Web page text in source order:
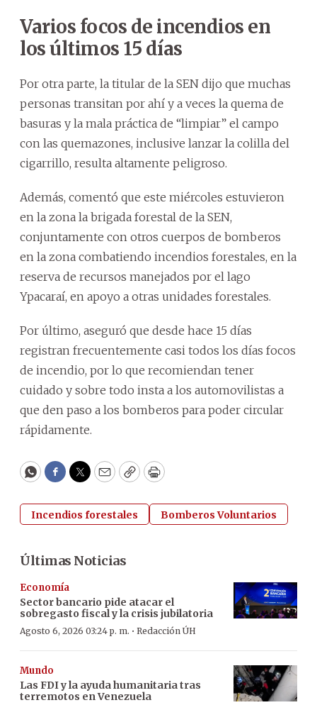
Varios focos de incendios en
los últimos 15 días
Por otra parte, la titular de la SEN dijo que muchas
personas transitan por ahí y a veces la quema de
basuras y la mala práctica de “limpiar” el campo
con las quemazones, inclusive lanzar la colilla del
cigarrillo, resulta altamente peligroso.
Además, comentó que este miércoles estuvieron
en la zona la brigada forestal de la SEN,
conjuntamente con otros cuerpos de bomberos
en la zona combatiendo incendios forestales, en la
reserva de recursos manejados por el lago
Ypacaraí, en apoyo a otras unidades forestales.
Por último, aseguró que desde hace 15 días
registran frecuentemente casi todos los días focos
de incendio, por lo que recomiendan tener
cuidado y sobre todo insta a los automovilistas a
que den paso a los bomberos para poder circular
rápidamente.
WhatsApp
Facebook
Twitter
EmailCopyPrint
Incendios forestales Bomberos Voluntarios
Últimas Noticias
Economía
Sector bancario pide atacar el
sobregasto fiscal y la crisis jubilatoria
Agosto 6, 2026 03:24 p. m. · Redacción ÚH
Mundo
Las FDI y la ayuda humanitaria tras
terremotos en Venezuela